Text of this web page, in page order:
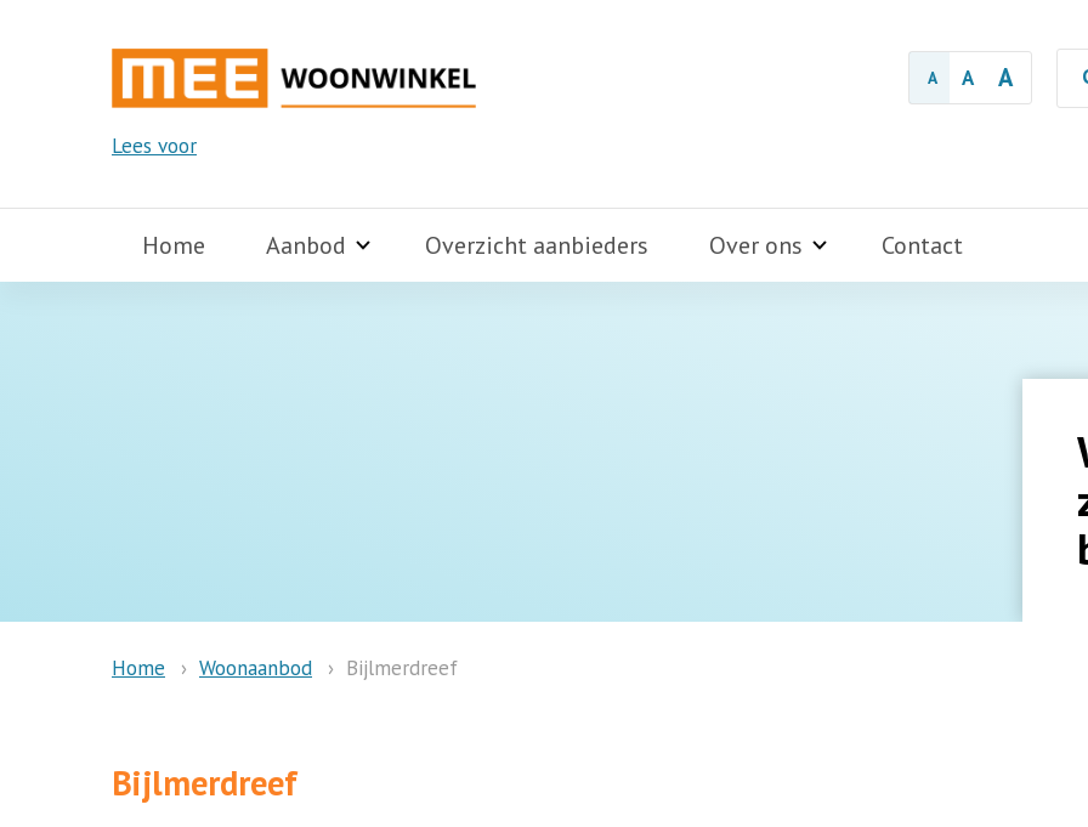
A A A
Lees voor
Home Aanbod Overzicht aanbieders Over ons Contact
Home Woonaanbod Bijlmerdreef
Bijlmerdreef